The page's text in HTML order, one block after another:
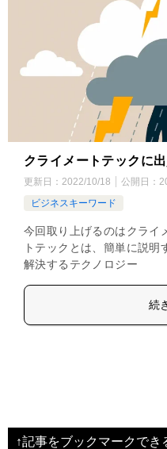
クライメートテックに
更新日： 2022/10/18 公開日：
ビジネスキーワード
今回取り上げるのはクライ
トテックとは、簡単に説
解決するテクノロジー
続
↑記事をブックマークでき